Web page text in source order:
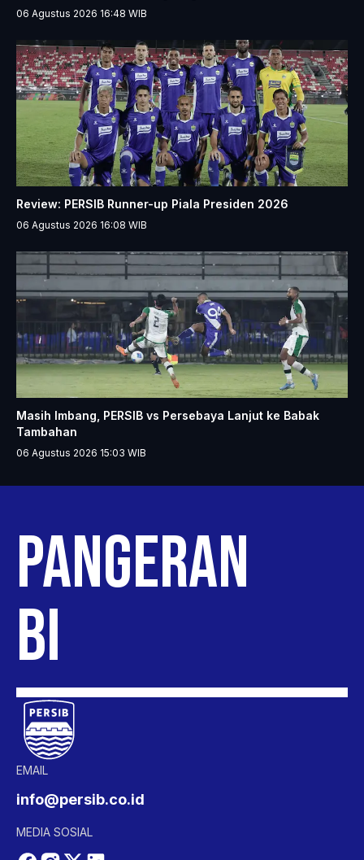
06 Agustus 2026 16:48 WIB
Review: PERSIB Runner-up Piala Presiden 2026
06 Agustus 2026 16:08 WIB
Masih Imbang, PERSIB vs Persebaya Lanjut ke Babak
Tambahan
06 Agustus 2026 15:03 WIB
PANGERAN
BIRU
EMAIL
info@persib.co.id
MEDIA SOSIAL